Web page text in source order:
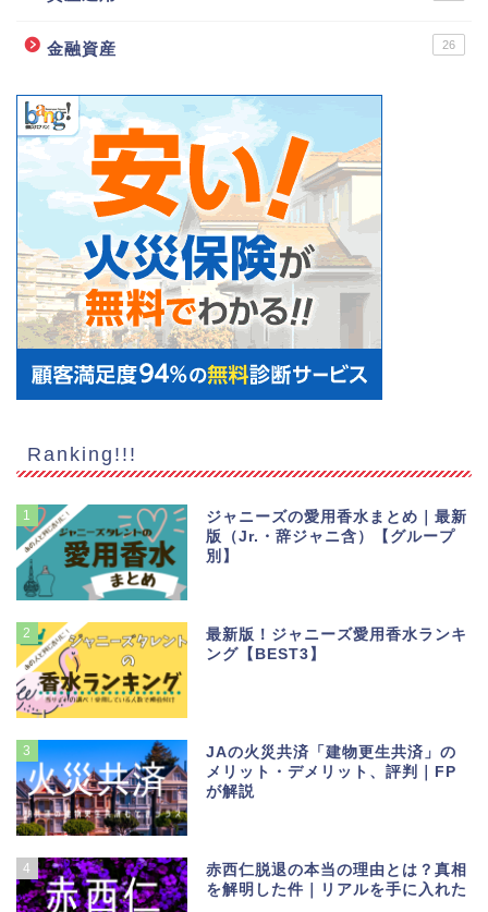
金融資産 26
Ranking!!!
1
ジャニーズの愛用香水まとめ｜最新
版（Jr.・辞ジャニ含）【グループ
別】
2
最新版！ジャニーズ愛用香水ランキ
ング【BEST3】
3
JAの火災共済「建物更生共済」の
メリット・デメリット、評判｜FP
が解説
4
赤西仁脱退の本当の理由とは？真相
を解明した件｜リアルを手に入れた